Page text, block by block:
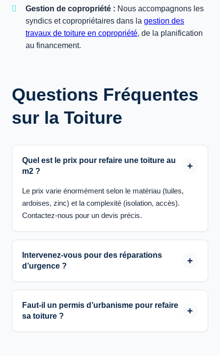
Gestion de copropriété : Nous accompagnons les
syndics et copropriétaires dans la gestion des
travaux de toiture en copropriété, de la planification
au financement.
Questions Fréquentes
sur la Toiture
Quel est le prix pour refaire une toiture au
m2 ?
Le prix varie énormément selon le matériau (tuiles,
ardoises, zinc) et la complexité (isolation, accès).
Contactez-nous pour un devis précis.
Intervenez-vous pour des réparations
d’urgence ?
Faut-il un permis d’urbanisme pour refaire
sa toiture ?